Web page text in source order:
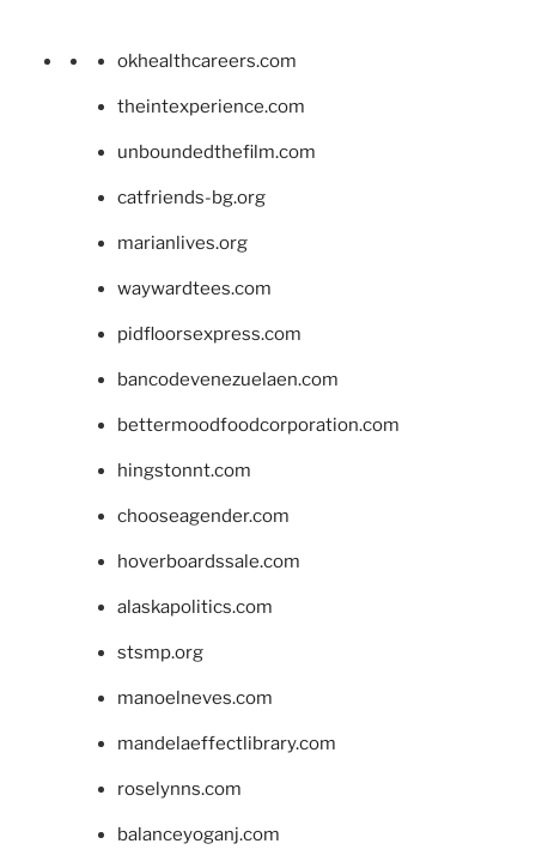
okhealthcareers.com
theintexperience.com
unboundedthefilm.com
catfriends-bg.org
marianlives.org
waywardtees.com
pidfloorsexpress.com
bancodevenezuelaen.com
bettermoodfoodcorporation.com
hingstonnt.com
chooseagender.com
hoverboardssale.com
alaskapolitics.com
stsmp.org
manoelneves.com
mandelaeffectlibrary.com
roselynns.com
balanceyoganj.com